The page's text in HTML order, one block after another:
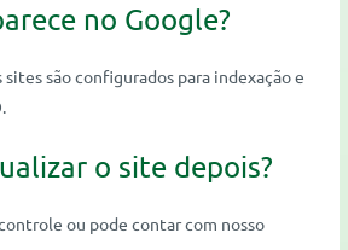
no Google?
sites são configurados para indexação e
o site depois?
ou pode contar com nosso